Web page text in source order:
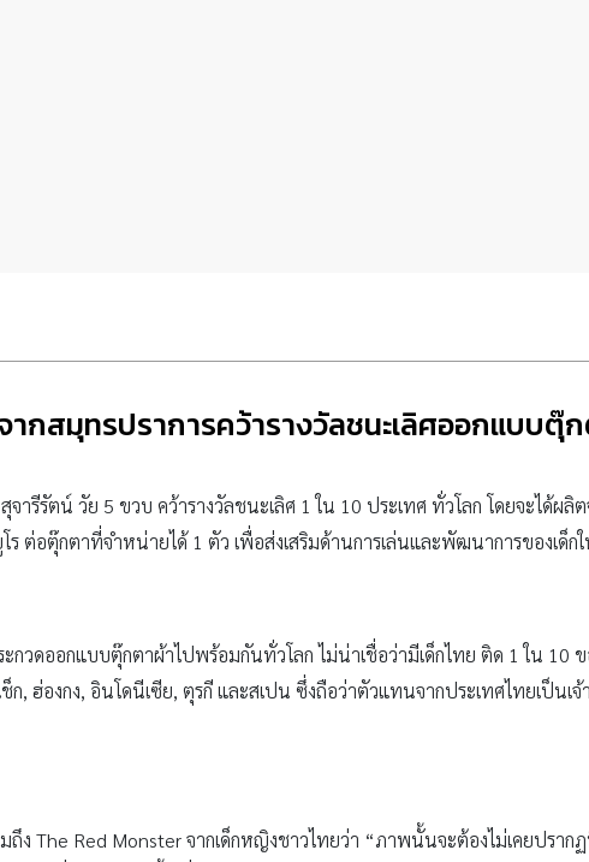
กสมุทรปราการคว้ารางวัลชนะเลิศออกแบบตุ๊
ารีรัตน์ วัย 5 ขวบ คว้ารางวัลชนะเลิศ 1 ใน 10 ประเทศ ทั่วโลก โดยจะได้ผลิ
ร ต่อตุ๊กตาที่จำหน่ายได้ 1 ตัว เพื่อส่งเสริมด้านการเล่นและพัฒนาการของเด็
วดออกแบบตุ๊กตาผ้าไปพร้อมกันทั่วโลก ไม่น่าเชื่อว่ามีเด็กไทย ติด 1 ใน 10 ข
, ฮ่องกง, อินโดนีเซีย, ตุรกี และสเปน ซึ่งถือว่าตัวแทนจากประเทศไทยเป็นเ
ถึง The Red Monster จากเด็กหญิงชาวไทยว่า “ภาพนั้นจะต้องไม่เคยปราก